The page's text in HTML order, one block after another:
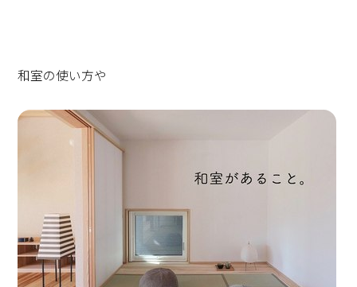
和室の使い方や